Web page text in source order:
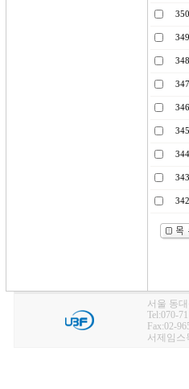
350
349
348
347
346
345
344
343
342
서울 동
Tel:070-
Fax:02-
서제임스